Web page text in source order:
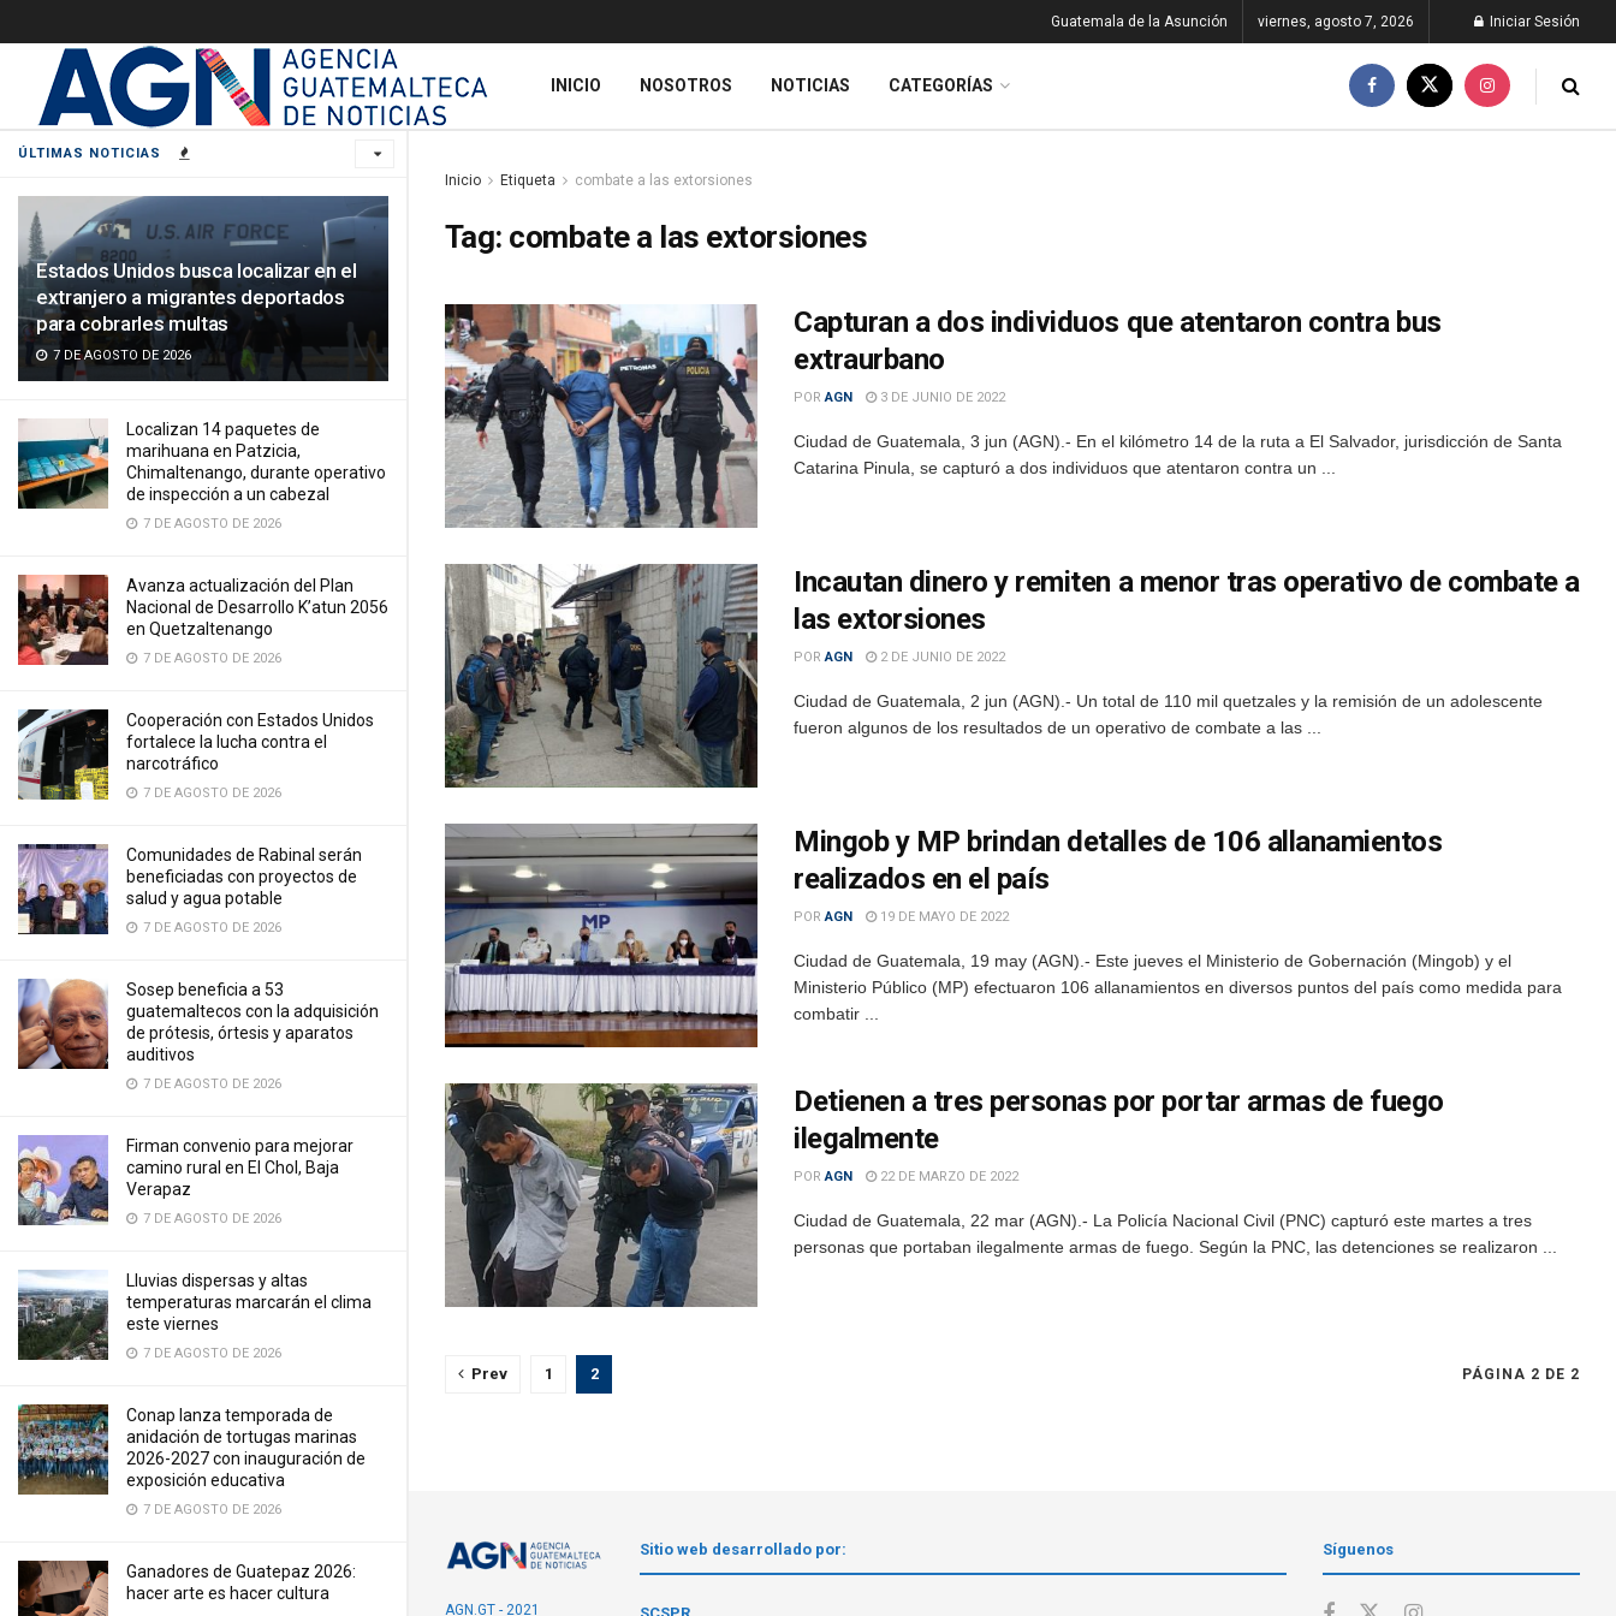
ÚLTIMAS NOTICIAS
Estados Unidos busca localizar en el
extranjero a migrantes deportados
para cobrarles multas
7 DE AGOSTO DE 2026
Localizan 14 paquetes de
marihuana en Patzicia,
Chimaltenango, durante operativo
de inspección a un cabezal
7 DE AGOSTO DE 2026
Avanza actualización del Plan
Nacional de Desarrollo K’atun 2056
en Quetzaltenango
7 DE AGOSTO DE 2026
Cooperación con Estados Unidos
fortalece la lucha contra el
narcotráfico
7 DE AGOSTO DE 2026
Comunidades de Rabinal serán
beneficiadas con proyectos de
salud y agua potable
7 DE AGOSTO DE 2026
Sosep beneficia a 53
guatemaltecos con la adquisición
de prótesis, órtesis y aparatos
auditivos
7 DE AGOSTO DE 2026
Firman convenio para mejorar
camino rural en El Chol, Baja
Verapaz
7 DE AGOSTO DE 2026
Lluvias dispersas y altas
temperaturas marcarán el clima
este viernes
7 DE AGOSTO DE 2026
Conap lanza temporada de
anidación de tortugas marinas
2026-2027 con inauguración de
exposición educativa
7 DE AGOSTO DE 2026
Ganadores de Guatepaz 2026:
hacer arte es hacer cultura
Guatemala de la Asunción viernes, agosto 7, 2026 Iniciar Sesión
INICIO NOSOTROS NOTICIAS CATEGORÍAS
Inicio Etiqueta combate a las extorsiones
Tag: combate a las extorsiones
Capturan a dos individuos que atentaron contra bus
extraurbano
POR AGN 3 DE JUNIO DE 2022
Ciudad de Guatemala, 3 jun (AGN).- En el kilómetro 14 de la ruta a El Salvador, jurisdicción de Santa
Catarina Pinula, se capturó a dos individuos que atentaron contra un ...
Incautan dinero y remiten a menor tras operativo de combate a
las extorsiones
POR AGN 2 DE JUNIO DE 2022
Ciudad de Guatemala, 2 jun (AGN).- Un total de 110 mil quetzales y la remisión de un adolescente
fueron algunos de los resultados de un operativo de combate a las ...
Mingob y MP brindan detalles de 106 allanamientos
realizados en el país
POR AGN 19 DE MAYO DE 2022
Ciudad de Guatemala, 19 may (AGN).- Este jueves el Ministerio de Gobernación (Mingob) y el
Ministerio Público (MP) efectuaron 106 allanamientos en diversos puntos del país como medida para
combatir ...
Detienen a tres personas por portar armas de fuego
ilegalmente
POR AGN 22 DE MARZO DE 2022
Ciudad de Guatemala, 22 mar (AGN).- La Policía Nacional Civil (PNC) capturó este martes a tres
personas que portaban ilegalmente armas de fuego. Según la PNC, las detenciones se realizaron ...
PÁGINA 2 DE 2
Prev 1 2
AGN.GT - 2021
Sitio web desarrollado por: Síguenos